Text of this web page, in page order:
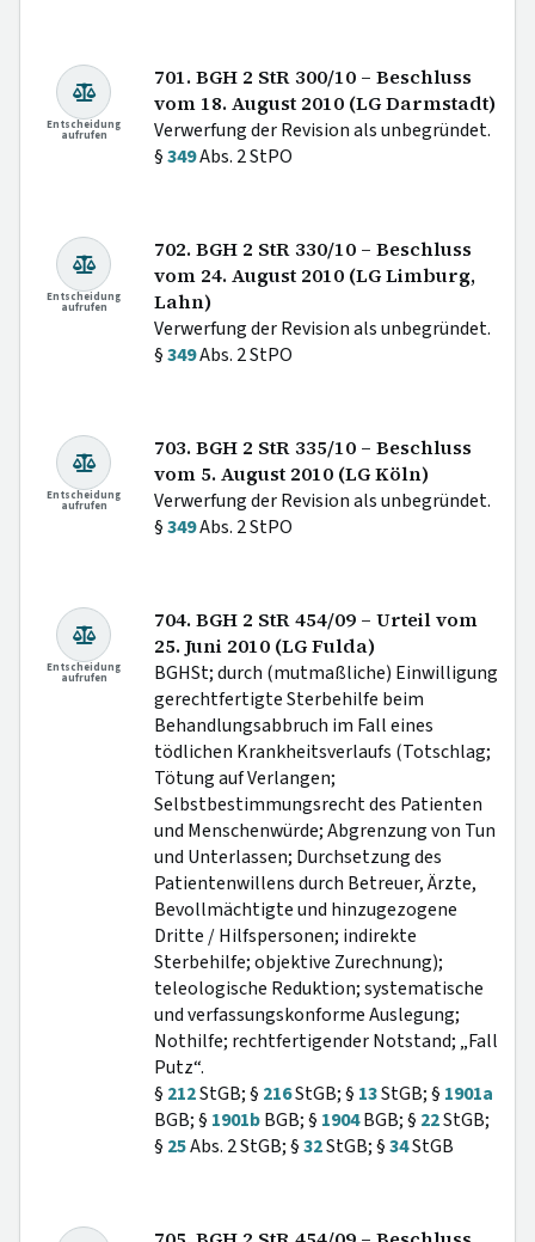
Entscheidung
aufrufen
701. BGH 2 StR 300/10 – Beschluss
vom 18. August 2010 (LG Darmstadt)
Verwerfung der Revision als unbegründet.
§349Abs. 2 StPO
Entscheidung
aufrufen
702. BGH 2 StR 330/10 – Beschluss
vom 24. August 2010 (LG Limburg,
Lahn)
Verwerfung der Revision als unbegründet.
§349Abs. 2 StPO
Entscheidung
aufrufen
703. BGH 2 StR 335/10 – Beschluss
vom 5. August 2010 (LG Köln)
Verwerfung der Revision als unbegründet.
§349Abs. 2 StPO
Entscheidung
aufrufen
704. BGH 2 StR 454/09 – Urteil vom
25. Juni 2010 (LG Fulda)
BGHSt; durch (mutmaßliche) Einwilligung
gerechtfertigte Sterbehilfe beim
Behandlungsabbruch im Fall eines
tödlichen Krankheitsverlaufs (Totschlag;
Tötung auf Verlangen;
Selbstbestimmungsrecht des Patienten
und Menschenwürde; Abgrenzung von Tun
und Unterlassen; Durchsetzung des
Patientenwillens durch Betreuer, Ärzte,
Bevollmächtigte und hinzugezogene
Dritte / Hilfspersonen; indirekte
Sterbehilfe; objektive Zurechnung);
teleologische Reduktion; systematische
und verfassungskonforme Auslegung;
Nothilfe; rechtfertigender Notstand; „Fall
Putz“.
§ 212StGB; § 216StGB; § 13StGB; § 1901a
BGB; § 1901bBGB; § 1904BGB; § 22StGB;
§ 25Abs. 2 StGB; §32StGB; §34StGB